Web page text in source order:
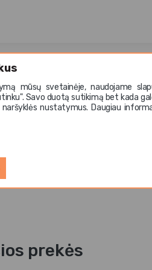
mūsų svetainėje, naudojame
Savo duotą sutikimą bet kada
nustatymus. Daugiau
– industrinio stiliaus narvelio
šiltą, elegantišką įvaizdį,
Pagaminta iš lieto
ir sukuria malonią atmosferą.
reguliuojamą ryškumą ir
daugiau nei 8 valandas, o
prekės